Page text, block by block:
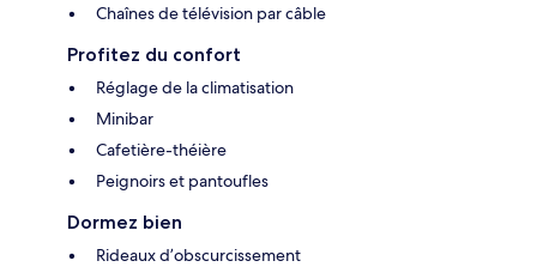
Chaînes de télévision par câble
Profitez du confort
Réglage de la climatisation
Minibar
Cafetière-théière
Peignoirs et pantoufles
Dormez bien
Rideaux d’obscurcissement